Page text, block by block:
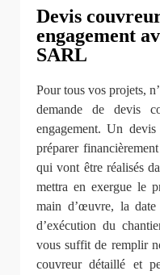
Devis
engagement
SARL
Pour tous vos projets,
demande de devis
engagement. Un
préparer
qui vont être réalisés
mettra en exergue le
main d’œuvre, la
d’exécution du
vous suffit de remplir
couvreur détaillé et